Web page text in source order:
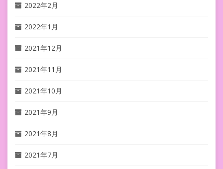
2022年2月
2022年1月
2021年12月
2021年11月
2021年10月
2021年9月
2021年8月
2021年7月